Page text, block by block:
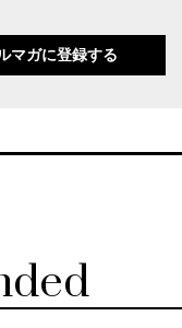
マガに登録する